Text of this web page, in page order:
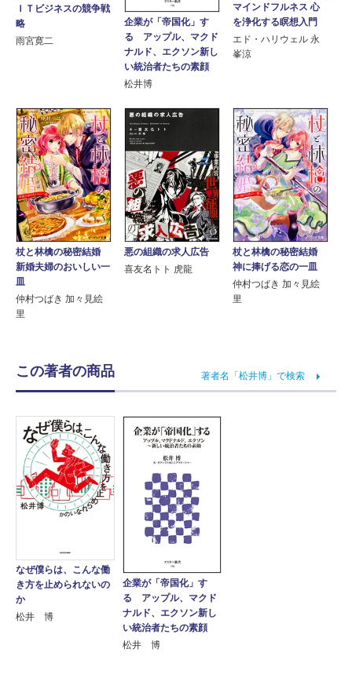
ＩＴビジネスの競争戦
略
雨宮寛二
企業が「帝国化」す
る アップル、マクド
ナルド、エクソン新し
い統治者たちの素顔
松井博
マインドフルネス 心
を浄化する瞑想入門
エド・ハリウェル 永
峯涼
杖と林檎の秘密結婚
新婚夫婦のおいしい一
皿
仲村つばき 加々見絵
里
悪の組織の求人広告
喜友名トト 虎龍
杖と林檎の秘密結婚
神に捧げる恋の一皿
仲村つばき 加々見絵
里
この著者の商品 著者名「松井博」で検索
なぜ僕らは、こんな働
き方を止められないの
か
松井 博
企業が「帝国化」す
る アップル、マクド
ナルド、エクソン新し
い統治者たちの素顔
松井 博